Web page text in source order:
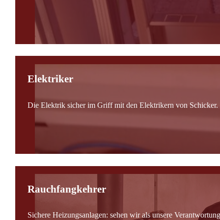
Elektriker
Die Elektrik sicher im Griff mit den Elektrikern von Schicker.
Rauchfangkehrer
Sichere Heizungsanlagen: sehen wir als unsere